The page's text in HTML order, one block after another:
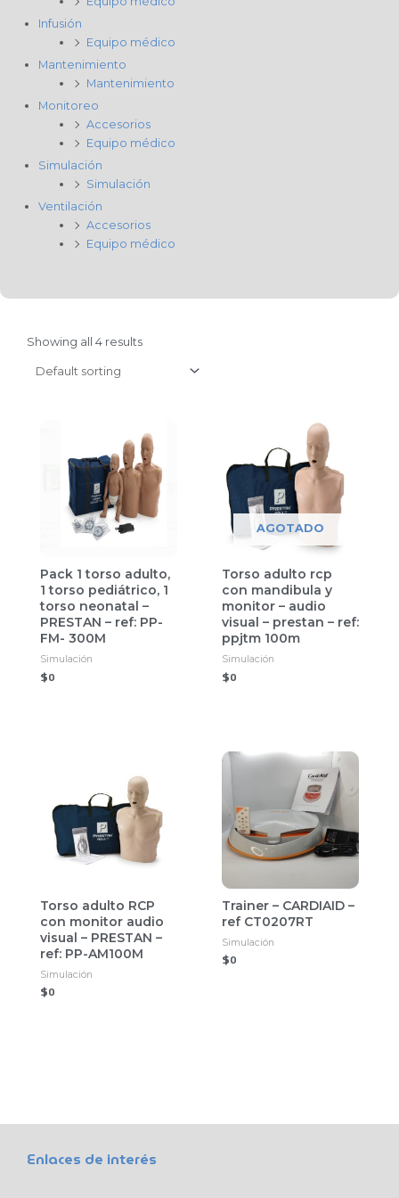
Infusión
Equipo médico
Mantenimiento
Mantenimiento
Monitoreo
Accesorios
Equipo médico
Simulación
Simulación
Ventilación
Accesorios
Equipo médico
Showing all 4 results
Pack 1 torso adulto,
1 torso pediátrico, 1
torso neonatal –
PRESTAN – ref: PP-
FM- 300M
Simulación
$0
AGOTADO
Torso adulto rcp
con mandibula y
monitor – audio
visual – prestan – ref:
ppjtm 100m
Simulación
$0
Torso adulto RCP
con monitor audio
visual – PRESTAN –
ref: PP-AM100M
Simulación
$0
Trainer – CARDIAID –
ref CT0207RT
Simulación
$0
Enlaces de interés